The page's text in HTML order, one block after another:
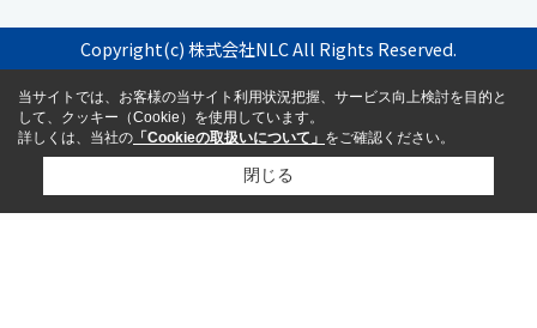
Copyright(c) 株式会社NLC All Rights Reserved.
当サイトでは、お客様の当サイト利用状況把握、サービス向上検討を目的と
して、クッキー（Cookie）を使用しています。
詳しくは、当社の 「Cookieの取扱いについて」 をご確認ください。
閉じる